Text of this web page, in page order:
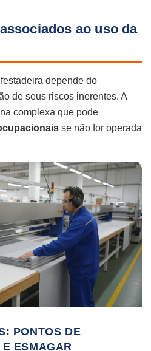
ao uso da
depende do
de seus riscos inerentes. A
complexa que pode
se não for operada
PONTOS DE
ESMAGAR